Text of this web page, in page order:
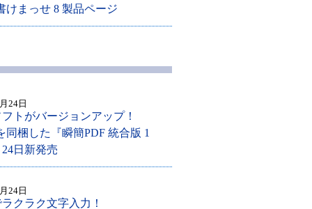
けまっせ 8 製品ページ
24日
トがバージョンアップ！
同梱した『瞬簡PDF 統合版 1
日新発売
24日
クラク文字入力！